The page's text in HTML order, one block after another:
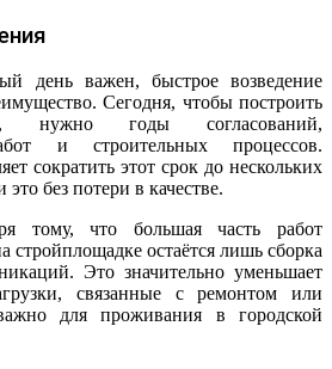
день важен, быстрое возведение
Сегодня, чтобы построить
нужно годы согласований,
и строительных процессов.
сократить этот срок до нескольких
без потери в качестве.
тому, что большая часть работ
стройплощадке остаётся лишь сборка
Это значительно уменьшает
связанные с ремонтом или
для проживания в городской